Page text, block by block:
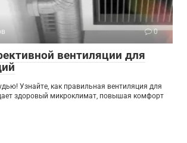
0
вентиляции для
Узнайте, как правильная вентиляция для
здоровый микроклимат, повышая комфорт